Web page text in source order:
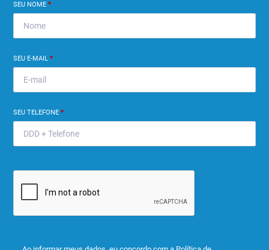
SEU NOME*
SEU E-MAIL*
SEU TELEFONE*